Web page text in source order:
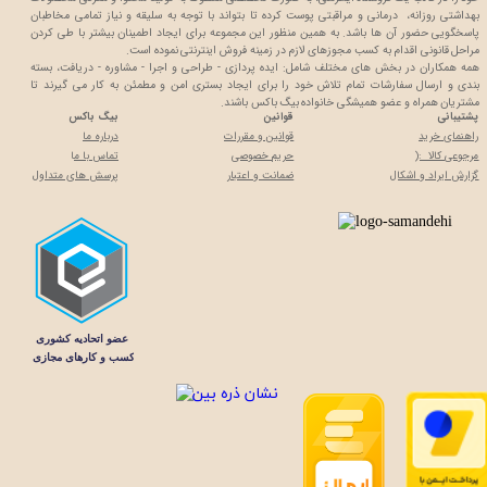
پشتیبانی
راهنمای خرید
مرجوعی کالا :(
گزارش ایراد و اشکال
قوانین
قوانین و مقررات
حریم خصوصی
ضمانت و اعتبار
بیگ باکس
درباره ما
تماس با ما
پرسش های متداول
بهداشتی روزانه، درمانی و مراقبتی پوست کرده تا بتواند با توجه به سلیقه و نیاز تمامی مخاطبان
پاسخگویی حضور آن ها باشد. به همین منظور این مجموعه برای ایجاد اطمینان بیشتر با طی کردن
مراحل قانونی اقدام به کسب مجوزهای لازم در زمینه فروش اینترنتی نموده است.
همه همکاران در بخش های مختلف شامل: ایده پردازی - طراحی و اجرا - مشاوره - دریافت، بسته
بندی و ارسال سفارشات تمام تلاش خود را برای ایجاد بستری امن و مطمئن به کار می گیرند تا
مشتریان همراه و عضو همیشگی خانواده بیگ باکس باشند.